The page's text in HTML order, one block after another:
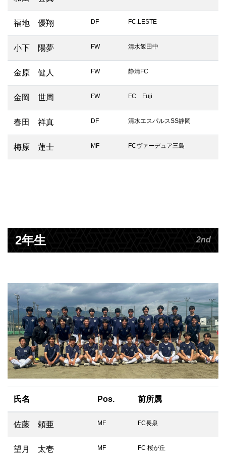
福地 優翔 DF FC.LESTE
小下 陽夢 FW 清水飯田中
金原 健人 FW 静清FC
金岡 世周 FW FC Fuji
春田 祥真 DF 清水エスパルスSS静岡
梅原 蓮士 MF FCヴァーデュア三島
2年生 2nd
氏名 Pos. 前所属
佐藤 頼亜 MF FC長泉
望月 太壱 MF FC 桜が丘